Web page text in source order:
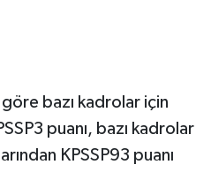
bazı kadrolar için
puanı, bazı kadrolar
KPSSP93 puanı